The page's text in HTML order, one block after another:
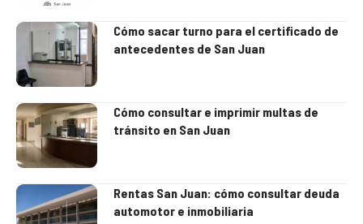
Cómo sacar turno para el certificado de
antecedentes de San Juan
Cómo consultar e imprimir multas de
tránsito en San Juan
Rentas San Juan: cómo consultar deuda
automotor e inmobiliaria